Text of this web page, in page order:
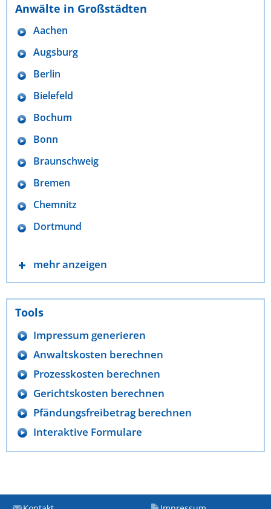
Anwälte in Großstädten
Aachen
Augsburg
Berlin
Bielefeld
Bochum
Bonn
Braunschweig
Bremen
Chemnitz
Dortmund
mehr anzeigen
Tools
Impressum generieren
Anwaltskosten berechnen
Prozesskosten berechnen
Gerichtskosten berechnen
Pfändungsfreibetrag berechnen
Interaktive Formulare